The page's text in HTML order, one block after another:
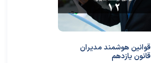
قوانین هوشمند مدیران
قانون یازدهم